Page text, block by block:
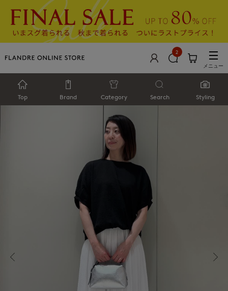
2
メニュー
Top Brand Category Search Styling